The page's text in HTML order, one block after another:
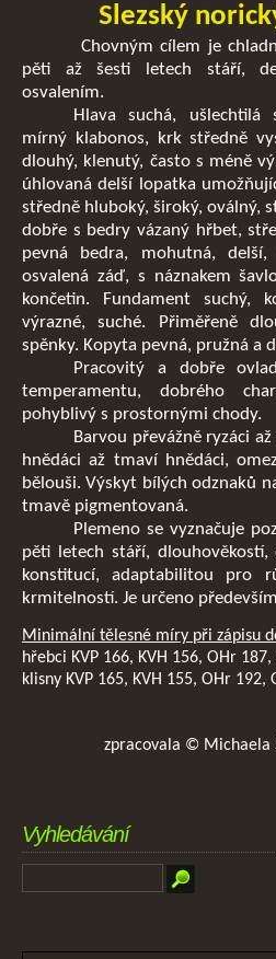
Slezský
Chovným cílem je
pěti až šesti letech stáří,
osvalením.
Hlava suchá,
mírný klabonos, krk středně
dlouhý, klenutý, často s méně
úhlovaná delší lopatka
středně hluboký, široký, oválný,
dobře s bedry vázaný hřbet,
pevná bedra, mohutná,
osvalená záď, s náznakem
končetin. Fundament suchý,
výrazné, suché. Přiměřeně
spěnky. Kopyta pevná, pružná a
Pracovitý a dobře
temperamentu, dobrého
pohyblivý s prostornými chody.
Barvou převážně ryzáci
hnědáci až tmaví hnědáci,
bělouši. Výskyt bílých odznaků
tmavě pigmentovaná.
Plemeno se vyznačuje
pěti letech stáří,
konstitucí, adaptabilitou pro
krmitelností. Je určeno
Minimální tělesné míry při zápisu
hřebci KVP 166, KVH 156, OHr
klisny KVP 165, KVH 155, OHr 192,
zpracovala © Michaela
Vyhledávání